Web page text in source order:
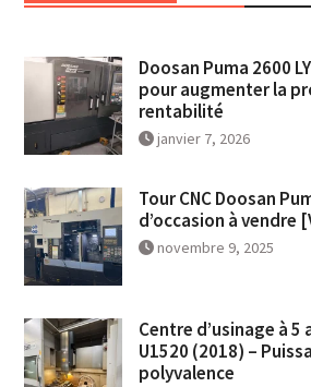
Doosan Puma 2600
pour augmenter la
rentabilité
janvier 7, 2026
Tour CNC Doosan
d’occasion à vendre
novembre 9, 2025
Centre d’usinage à 5
U1520 (2018) –
polyvalence